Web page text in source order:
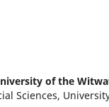
of the
Sciences,